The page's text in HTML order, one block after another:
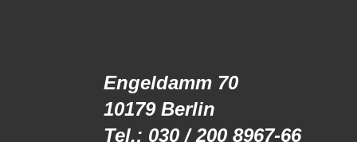
Engeldamm 70
10179 Berlin
Tel.: 030 / 200 8967-66